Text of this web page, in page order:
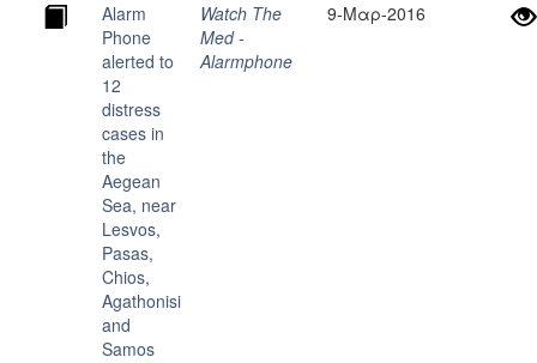
Alarm
Phone
alerted to
12
distress
cases in
the
Aegean
Sea, near
Lesvos,
Pasas,
Chios,
Agathonisi
and
Samos‬‬
Watch The
Med -
Alarmphone
9-Μαρ-2016